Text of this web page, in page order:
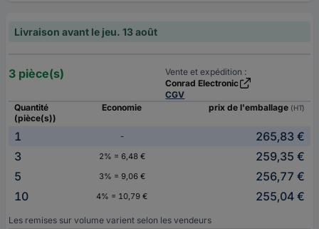
Livraison avant le jeu. 13 août
3 pièce(s)
Vente et expédition :
Conrad Electronic
CGV
Quantité
(pièce(s))
Economie prix de l'emballage (HT)
1 -
265,83 €
3
2% = 6,48 €
259,35 €
5
3% = 9,06 €
256,77 €
10
4% = 10,79 € 255,04 €
Les remises sur volume varient selon les vendeurs